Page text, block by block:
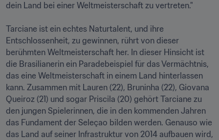
dein Land bei einer Weltmeisterschaft zu vertreten."
Tarciane ist ein echtes Naturtalent, und ihre
Entschlossenheit, zu gewinnen, rührt von dieser
berühmten Weltmeisterschaft her. In dieser Hinsicht ist
die Brasilianerin ein Paradebeispiel für das Vermächtnis,
das eine Weltmeisterschaft in einem Land hinterlassen
kann. Zusammen mit Lauren (22), Bruninha (22), Giovana
Queiroz (21) und sogar Priscila (20) gehört Tarciane zu
den jungen Spielerinnen, die in den kommenden Jahren
das Fundament der Seleçao bilden werden. Genauso wie
das Land auf seiner Infrastruktur von 2014 aufbauen wird,